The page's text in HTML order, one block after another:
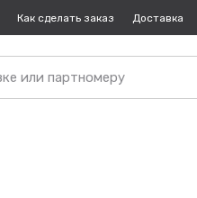
Как сделать заказ Доставка